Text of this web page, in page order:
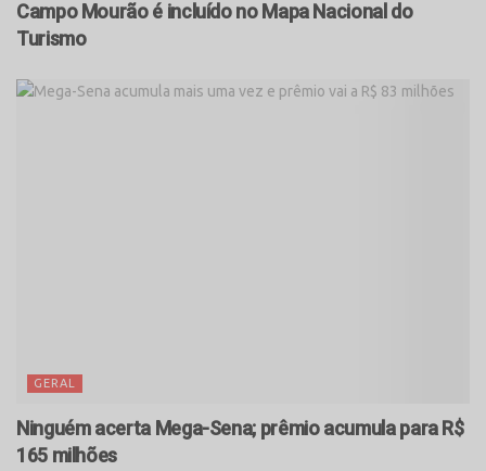
Campo Mourão é incluído no Mapa Nacional do
Turismo
GERAL
Ninguém acerta Mega-Sena; prêmio acumula para R$
165 milhões